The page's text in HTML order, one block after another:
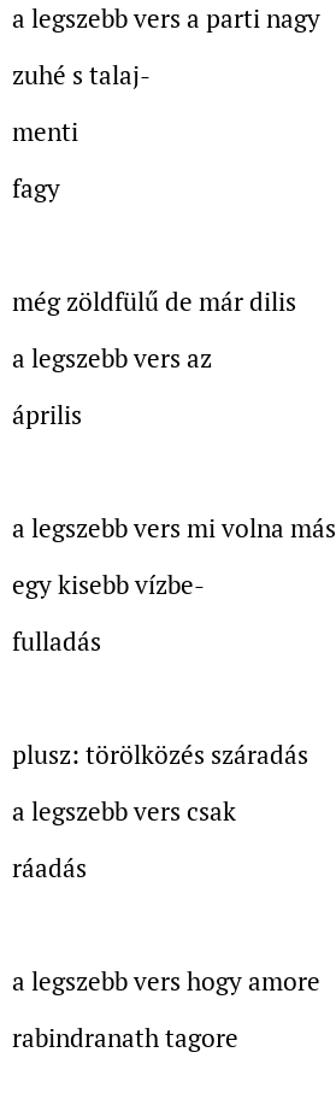
a legszebb vers a parti nagy
zuhé s talaj-
menti
fagy
még zöldfülű de már dilis
a legszebb vers az
április
a legszebb vers mi volna más
egy kisebb vízbe-
fulladás
plusz: törölközés száradás
a legszebb vers csak
ráadás
a legszebb vers hogy amore
rabindranath tagore